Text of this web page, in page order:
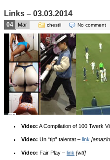
Links – 03.03.2014
04 Mar chestii No comment
Video: A Compilation of 100 Twerk
Video: Un “tip” talentat – link
Video: Fair Play – link [wtf]